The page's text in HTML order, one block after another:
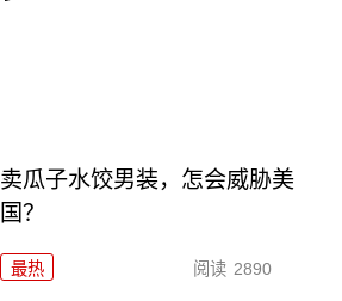
卖瓜子水饺男装，怎会威胁美
国？
最热 阅读 2890